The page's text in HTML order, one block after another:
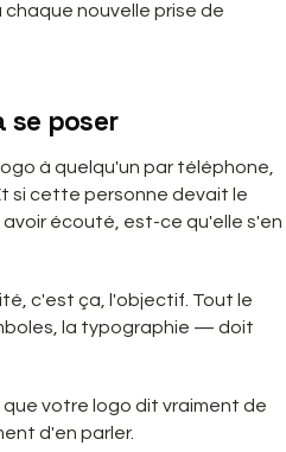
nouvelle prise de
se poser
à quelqu'un par téléphone,
si cette personne devait le
écouté, est-ce qu'elle s'en
c'est ça, l'objectif. Tout le
la typographie — doit
que votre logo dit vraiment de
d'en parler.